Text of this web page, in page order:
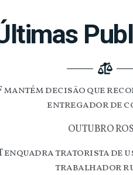
mantém decisão que
entregador de
OUTUBRO
enquadra tratorista de
trabalhador